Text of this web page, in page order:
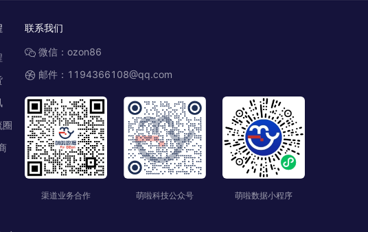
圈
联系我们
微信：ozon86
邮件：1194366108@qq.com
渠道业务合作 萌啦科技公众号 萌啦数据小程序